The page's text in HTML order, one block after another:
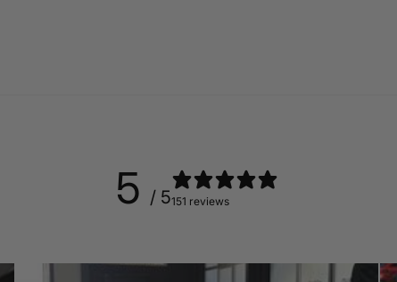
5 / 5151 reviews